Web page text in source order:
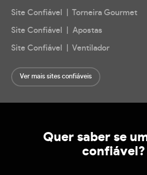
Site Confiável | Torneira Gourmet
Site Confiável | Apostas
Site Confiável | Ventilador
Ver mais sites confiáveis
Quer saber se
confiável?